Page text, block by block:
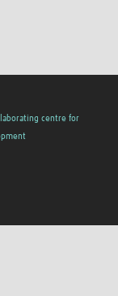
centre for